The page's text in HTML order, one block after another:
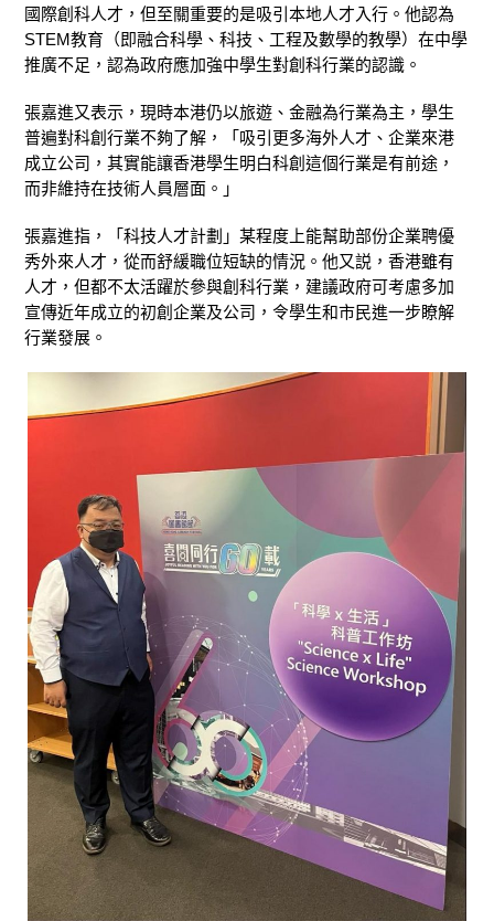
國際創科人才，但至關重要的是吸引本地人才入行。他認為
STEM教育（即融合科學、科技、工程及數學的教學）在中學
推廣不足，認為政府應加強中學生對創科行業的認識。
張嘉進又表示，現時本港仍以旅遊、金融為行業為主，學生
普遍對科創行業不夠了解，「吸引更多海外人才、企業來港
成立公司，其實能讓香港學生明白科創這個行業是有前途，
而非維持在技術人員層面。」
張嘉進指，「科技人才計劃」某程度上能幫助部份企業聘優
秀外來人才，從而舒緩職位短缺的情況。他又説，香港雖有
人才，但都不太活躍於參與創科行業，建議政府可考慮多加
宣傳近年成立的初創企業及公司，令學生和市民進一步瞭解
行業發展。